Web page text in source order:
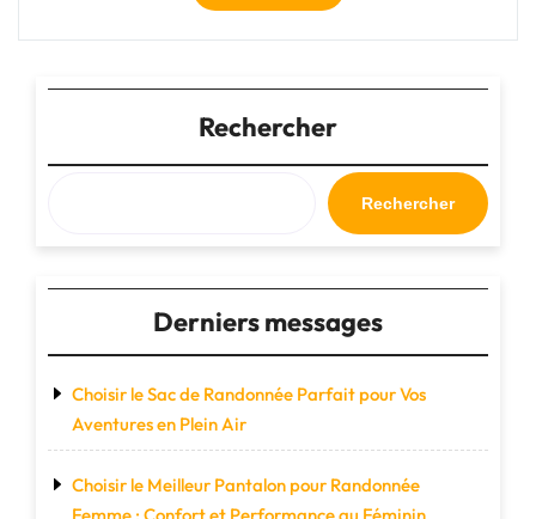
Sac
à
Valise
:
Votre
Compagnon
de
Voyage
Rechercher
Rechercher
Derniers messages
Choisir le Sac de Randonnée Parfait pour Vos
Aventures en Plein Air
Choisir le Meilleur Pantalon pour Randonnée